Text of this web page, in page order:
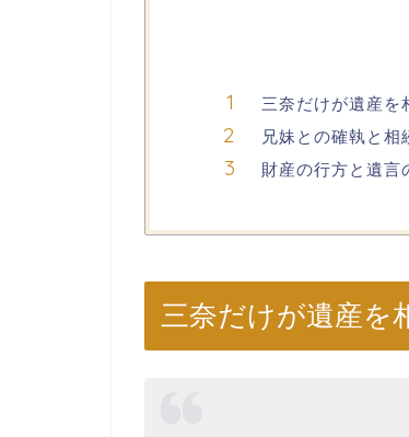
三奈だけが遺産を
兄妹との確執と相
財産の行方と遺言
三奈だけが遺産を